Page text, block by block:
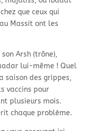
que ceux qui
Massit ont les
Arsh (trône),
lui-même ! Quel
saison des grippes,
vaccins pour
plusieurs mois.
chaque problème.